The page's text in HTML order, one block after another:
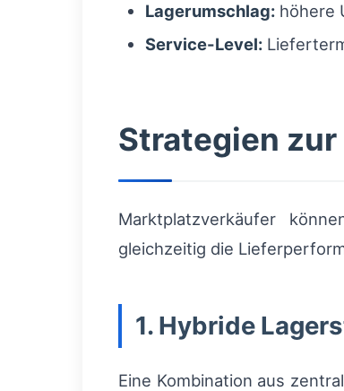
Lagerumschlag: höhere
Service-Level:
Strategien
Marktplatzverkäufer
gleichzeitig die
1. Hybride
Eine Kombination aus